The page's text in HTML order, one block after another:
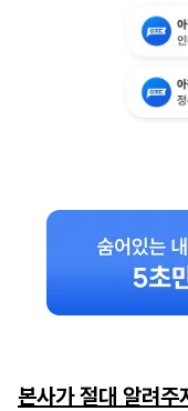
본사가 절대 알려